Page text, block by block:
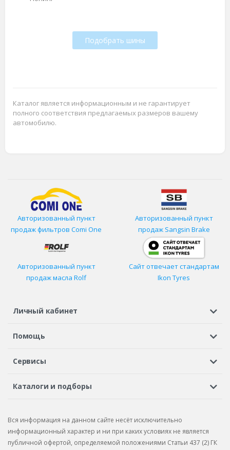
Подобрать шины
Каталог является информационным и не гарантирует
полного соответствия предлагаемых размеров вашему
автомобилю.
Авторизованный пункт
продаж фильтров Comi One
Авторизованный пункт
продаж Sangsin Brake
Авторизованный пункт
продаж масла Rolf
Сайт отвечает стандартам
Ikon Tyres
Личный кабинет
Регистрация или вход
Помощь
Шины в кредит
Сервисы
Автосервисы
Бонусная программа
Рекламации по услугам
Каталоги и подборы
Подбор запчастей
Каталог запчастей
Вся информация на данном сайте несёт исключительно
информационный характер и ни при каких условиях не является
публичной офертой, определяемой положениями Статьи 437 (2) ГК